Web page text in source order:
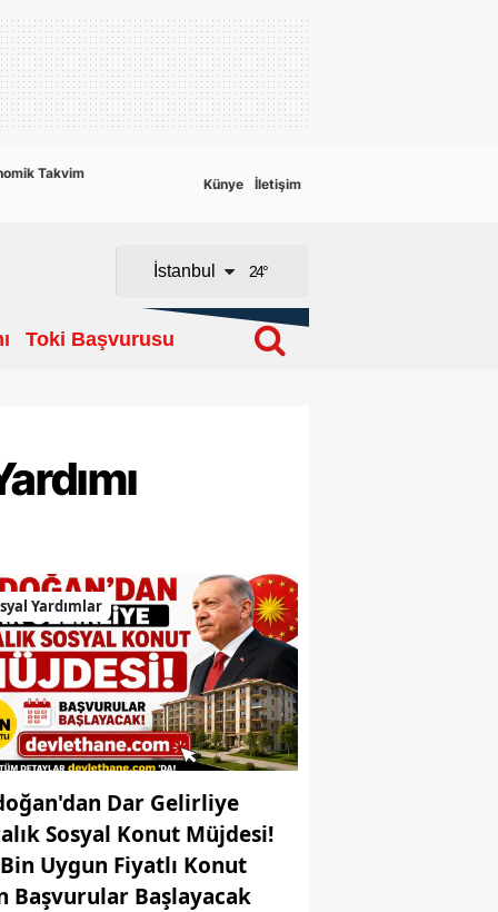
Takvim
Künye İletişim
İstanbul
Adana
Adıyaman
Bitlis
Bolu
Burdur
Bursa
Çanakkale
Çankırı
Çorum
24°
Toki Başvurusu
Yardımlar
Dar Gelirliye
Sosyal Konut Müjdesi!
Uygun Fiyatlı Konut
Başvurular Başlayacak